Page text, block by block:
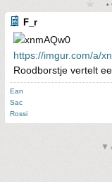
•
F_r
https://imgur.com/a/
Roodborstje vertelt
Ean
Sac
Rossi
▼